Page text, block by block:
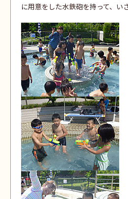
に用意をした水鉄砲を持って、い